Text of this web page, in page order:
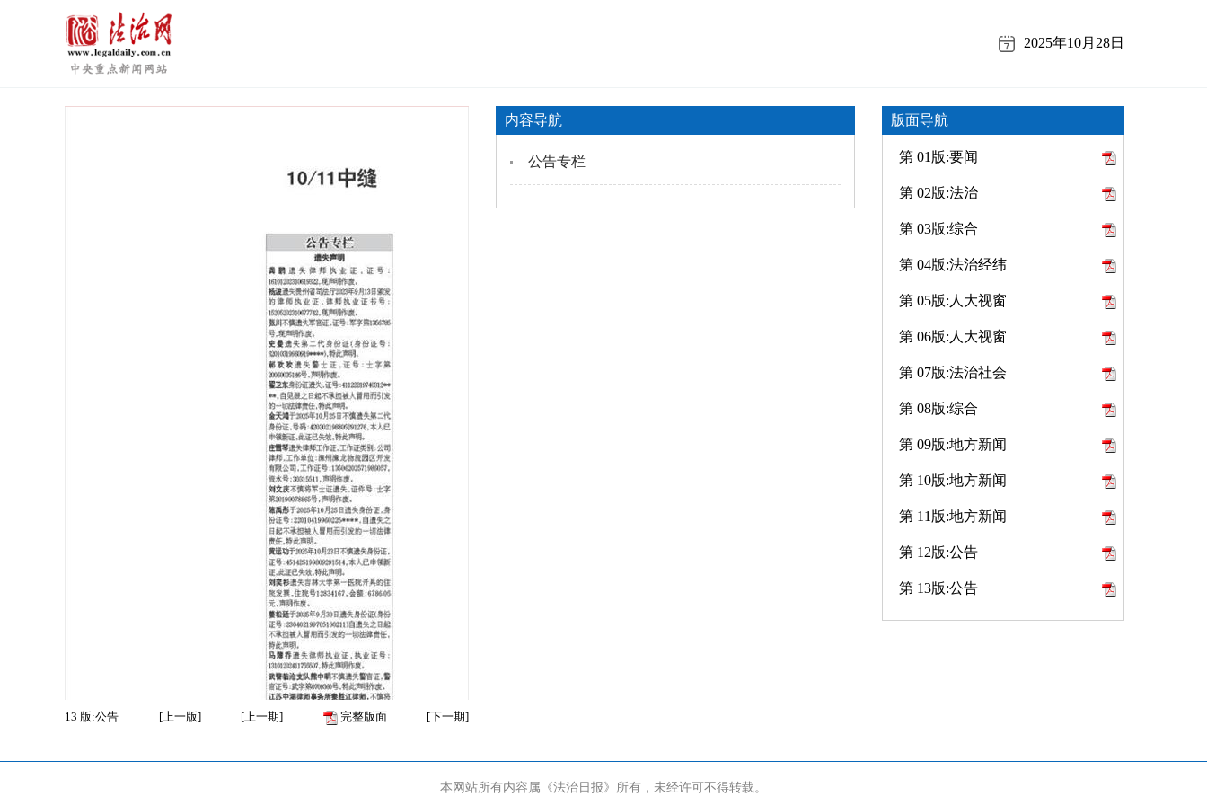
2025年10月28日
13 版:公告 [上一版] [上一期] 完整版面 [下一期]
内容导航
公告专栏
版面导航
第 01版:要闻
第 02版:法治
第 03版:综合
第 04版:法治经纬
第 05版:人大视窗
第 06版:人大视窗
第 07版:法治社会
第 08版:综合
第 09版:地方新闻
第 10版:地方新闻
第 11版:地方新闻
第 12版:公告
第 13版:公告
本网站所有内容属《法治日报》所有，未经许可不得转载。